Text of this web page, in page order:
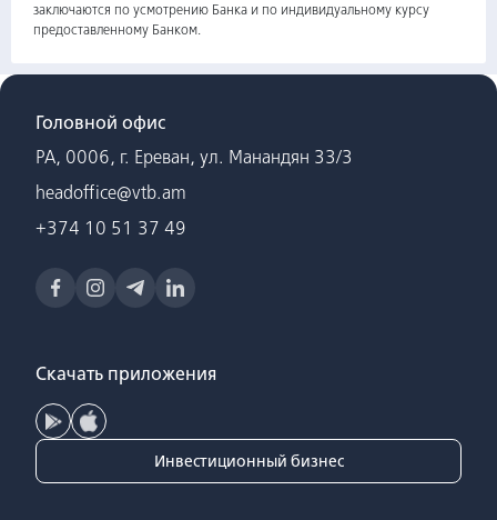
заключаются по усмотрению Банка и по индивидуальному курсу
предоставленному Банком.
Головной офис
РА, 0006, г. Ереван, ул. Манандян 33/3
headoffice@vtb.am
+374 10 51 37 49
Скачать приложения
Инвестиционный бизнес